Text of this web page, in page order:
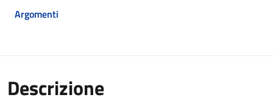
Argomenti
Descrizione